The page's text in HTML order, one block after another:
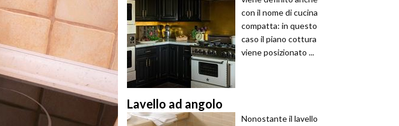
con il nome di cucina
compatta: in questo
caso il piano cottura
viene posizionato ...
Lavello ad angolo
Nonostante il lavello